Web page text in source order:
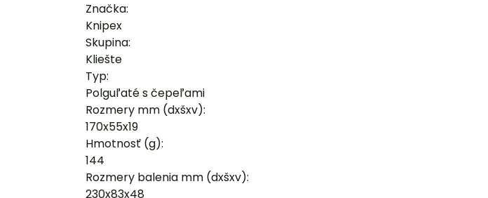
Značka:
Knipex
Skupina:
Kliešte
Typ:
Polguľaté s čepeľami
Rozmery mm (dxšxv):
170x55x19
Hmotnosť (g):
144
Rozmery balenia mm (dxšxv):
230x83x48